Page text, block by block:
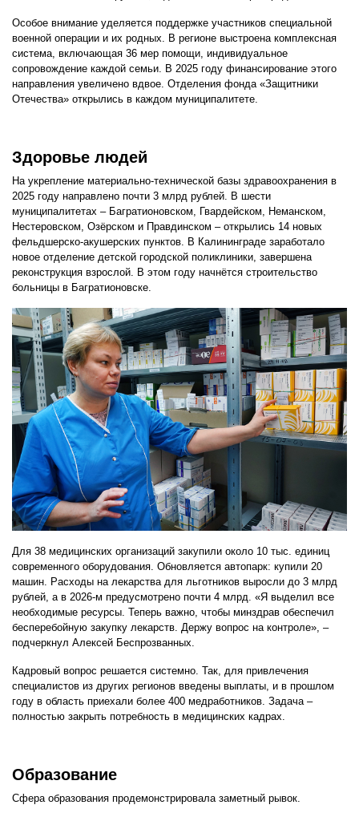
Особое внимание уделяется поддержке участников специальной
военной операции и их родных. В регионе выстроена комплексная
система, включающая 36 мер помощи, индивидуальное
сопровождение каждой семьи. В 2025 году финансирование этого
направления увеличено вдвое. Отделения фонда «Защитники
Отечества» открылись в каждом муниципалитете.
Здоровье людей
На укрепление материально-технической базы здравоохранения в
2025 году направлено почти 3 млрд рублей. В шести
муниципалитетах – Багратионовском, Гвардейском, Неманском,
Нестеровском, Озёрском и Правдинском – открылись 14 новых
фельдшерско-акушерских пунктов. В Калининграде заработало
новое отделение детской городской поликлиники, завершена
реконструкция взрослой. В этом году начнётся строительство
больницы в Багратионовске.
Для 38 медицинских организаций закупили около 10 тыс. единиц
современного оборудования. Обновляется автопарк: купили 20
машин. Расходы на лекарства для льготников выросли до 3 млрд
рублей, а в 2026-м предусмотрено почти 4 млрд. «Я выделил все
необходимые ресурсы. Теперь важно, чтобы минздрав обеспечил
бесперебойную закупку лекарств. Держу вопрос на контроле», –
подчеркнул Алексей Беспрозванных.
Кадровый вопрос решается системно. Так, для привлечения
специалистов из других регионов введены выплаты, и в прошлом
году в область приехали более 400 медработников. Задача –
полностью закрыть потребность в медицинских кадрах.
Образование
Сфера образования продемонстрировала заметный рывок.